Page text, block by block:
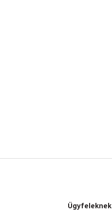
Ügyfeleknek